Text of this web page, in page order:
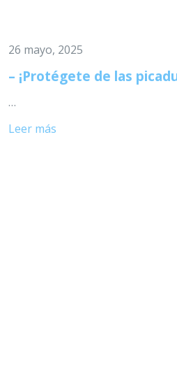
26 mayo, 2025
– ¡Protégete de las
…
Leer más